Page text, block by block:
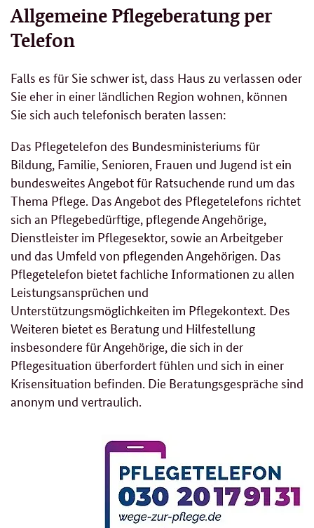
Allgemeine Pflegeberatung per
Telefon
Falls es für Sie schwer ist, dass Haus zu verlassen oder
Sie eher in einer ländlichen Region wohnen, können
Sie sich auch telefonisch beraten lassen:
Das Pflegetelefon des Bundesministeriums für
Bildung, Familie, Senioren, Frauen und Jugend ist ein
bundesweites Angebot für Ratsuchende rund um das
Thema Pflege. Das Angebot des Pflegetelefons richtet
sich an Pflegebedürftige, pflegende Angehörige,
Dienstleister im Pflegesektor, sowie an Arbeitgeber
und das Umfeld von pflegenden Angehörigen. Das
Pflegetelefon bietet fachliche Informationen zu allen
Leistungsansprüchen und
Unterstützungsmöglichkeiten im Pflegekontext. Des
Weiteren bietet es Beratung und Hilfestellung
insbesondere für Angehörige, die sich in der
Pflegesituation überfordert fühlen und sich in einer
Krisensituation befinden. Die Beratungsgespräche sind
anonym und vertraulich.